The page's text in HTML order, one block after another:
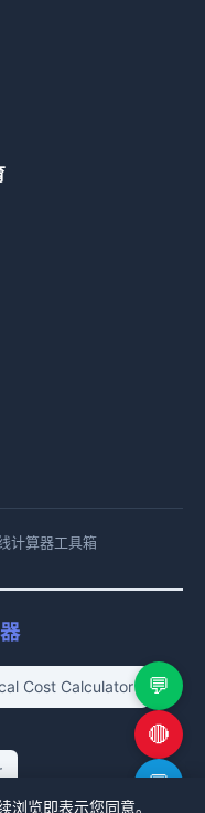
览即表示您同意。
💬
🔴
💬
计算器工具箱
Cost Calculator